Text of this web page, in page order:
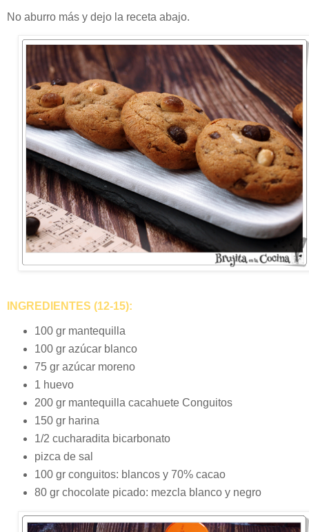
No aburro más y dejo la receta abajo.
INGREDIENTES (12-15):
100 gr mantequilla
100 gr azúcar blanco
75 gr azúcar moreno
1 huevo
200 gr mantequilla cacahuete Conguitos
150 gr harina
1/2 cucharadita bicarbonato
pizca de sal
100 gr conguitos: blancos y 70% cacao
80 gr chocolate picado: mezcla blanco y negro